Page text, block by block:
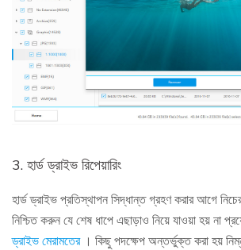
3. হার্ড ড্রাইভ রিপেয়ারিং
হার্ড ড্রাইভ প্রতিস্থাপন সিদ্ধান্ত গ্রহণ করার আগে
নিশ্চিত করুন যে শেষ ধাপে এছাড়াও নিয়ে যাওয়া হয় না
ড্রাইভ মেরামতের। কিছু পদক্ষেপ অন্তর্ভুক্ত করা হয়